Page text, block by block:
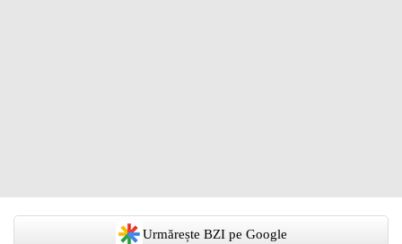
Urmărește BZI pe Google